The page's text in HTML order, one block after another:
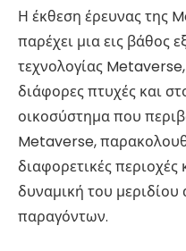
Η έκθεση έρευνας της
παρέχει μια εις βάθος
τεχνολογίας
διάφορες πτυχές και
οικοσύστημα που
Metaverse,
διαφορετικές περιοχές
δυναμική του
παραγόντων.